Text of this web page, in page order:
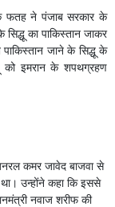
फतह ने पंजाब सरकार के
का पाकिस्तान जाकर
जाने के सिद्धू के
इमरान के शपथग्रहण
कमर जावेद बाजवा से
उन्होंने कहा कि इससे
नवाज शरीफ की